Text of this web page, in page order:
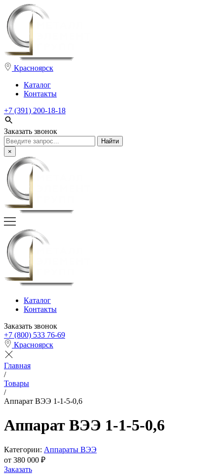
Красноярск
Каталог
Контакты
+7 (391) 200-18-18
Заказать звонок
Поиск:
×
Каталог
Контакты
Заказать звонок
+7 (800) 533 76-69
Красноярск
Главная
/
Товары
/
Аппарат ВЭЭ 1-1-5-0,6
Аппарат ВЭЭ 1-1-5-0,6
Категории: Аппараты ВЭЭ
от 380 000 ₽
Заказать